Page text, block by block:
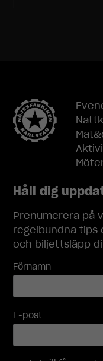
Håll dig
Prenumerera på
regelbundna tips
och biljettsläpp
Förnamn
E-post